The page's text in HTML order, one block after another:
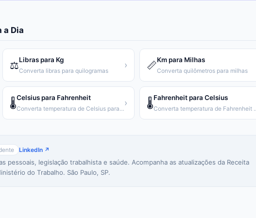
a Dia
⚖️Libras para Kg
Converta libras para quilogramas
› 📏Km para Milhas
Converta quilômetros para milhas
🌡️Celsius para Fahrenheit
Converta temperatura de Celsius para Fahrenheit
› 🌡️Fahrenheit para Celsius
Converta
LinkedIn ↗
pessoais, legislação trabalhista e saúde. Acompanha as atualizações da Receita
do Trabalho. São Paulo, SP.